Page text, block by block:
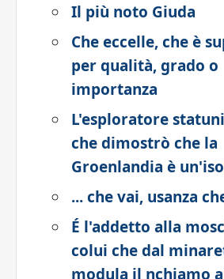
Il più noto Giuda
Che eccelle, che è
per qualità, grado o
importanza
L'esploratore
che dimostrò che la
Groenlandia è
... che vai, usanza
É l'addetto alla
colui che dal
modula il nchiamo